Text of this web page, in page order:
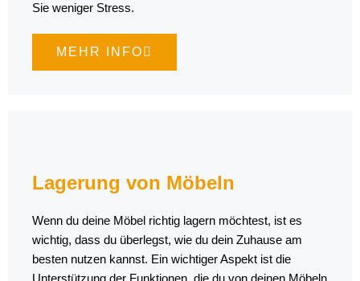
Sie weniger Stress.
MEHR INFO
Lagerung von Möbeln
Wenn du deine Möbel richtig lagern möchtest, ist es
wichtig, dass du überlegst, wie du dein Zuhause am
besten nutzen kannst. Ein wichtiger Aspekt ist die
Unterstützung der Funktionen, die du von deinen Möbeln